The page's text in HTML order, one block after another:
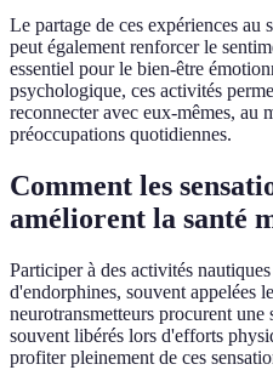
Le partage de ces expériences au
peut également renforcer le
essentiel pour le bien-être
psychologique, ces activités
reconnecter avec eux-mêmes, au
préoccupations quotidiennes.
Comment les
améliorent la santé
Participer à des activités
d'endorphines, souvent appelées
neurotransmetteurs procurent une
souvent libérés lors d'efforts
profiter pleinement de ces